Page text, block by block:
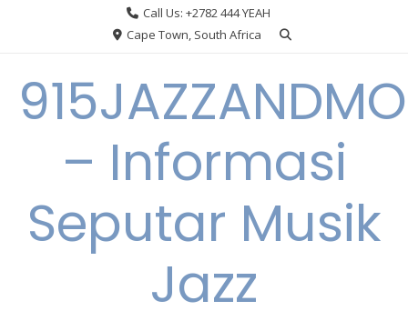
Call Us: +2782 444 YEAH
Cape Town, South Africa
– Informasi
Seputar Musik
Jazz